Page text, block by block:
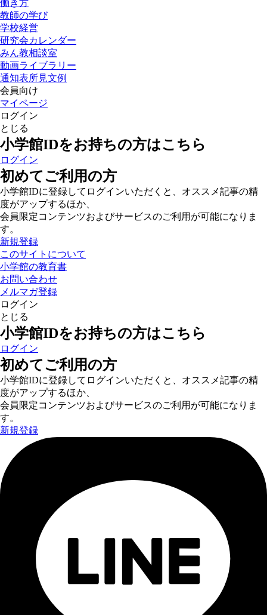
働き方
教師の学び
学校経営
研究会カレンダー
みん教相談室
動画ライブラリー
通知表所見文例
会員向け
マイページ
ログイン
とじる
小学館IDをお持ちの方はこちら
ログイン
初めてご利用の方
小学館IDに登録してログインいただくと、オススメ記事の精
度がアップするほか、
会員限定コンテンツおよびサービスのご利用が可能になりま
す。
新規登録
このサイトについて
小学館の教育書
お問い合わせ
メルマガ登録
ログイン
とじる
小学館IDをお持ちの方はこちら
ログイン
初めてご利用の方
小学館IDに登録してログインいただくと、オススメ記事の精
度がアップするほか、
会員限定コンテンツおよびサービスのご利用が可能になりま
す。
新規登録